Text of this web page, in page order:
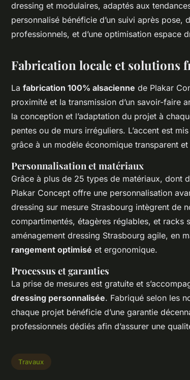
dressing et modulaires, adaptés aux
personnalisé bénéficie d’un suivi après pose,
professionnels, et d’une optimisation espace
Fabrication locale et solutions
La fabrication 100% alsacienne de Plakar
proximité et la transmission d’un savoir-faire
la conception et l’adaptation du projet à
pentes ou de murs irréguliers. L’accent est
grâce à un modèle économique transparent
Personnalisation et matériaux
Grâce à plus de 25 types de matériaux, dont
Plakar Concept offre une personnalisation
dressing sur mesure Strasbourg intègrent de
compartimentés, étagères réglables, et racks
aménagement dressing Strasbourg agile, en
rangement optimisé et ergonomique.
Processus et garanties
La prise de mesures est gratuite et
dressing personnalisée. Fabriqué selon les
chaque projet bénéficie d’une garantie
professionnels dédiés afin d’assurer une
Travaux